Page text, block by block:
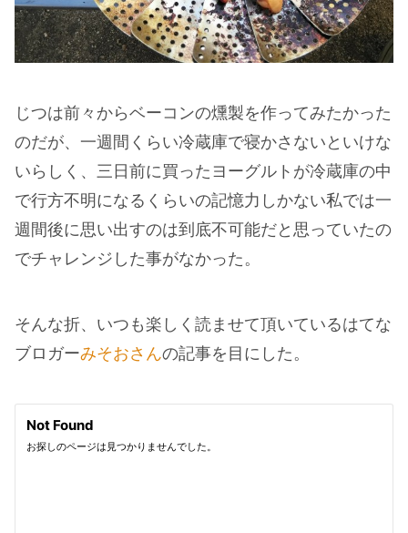
じつは前々からベーコンの燻製を作ってみたかった
のだが、一週間くらい冷蔵庫で寝かさないといけな
いらしく、三日前に買ったヨーグルトが冷蔵庫の中
で行方不明になるくらいの記憶力しかない私では一
週間後に思い出すのは到底不可能だと思っていたの
でチャレンジした事がなかった。
そんな折、いつも楽しく読ませて頂いているはてな
ブロガーみそおさんの記事を目にした。